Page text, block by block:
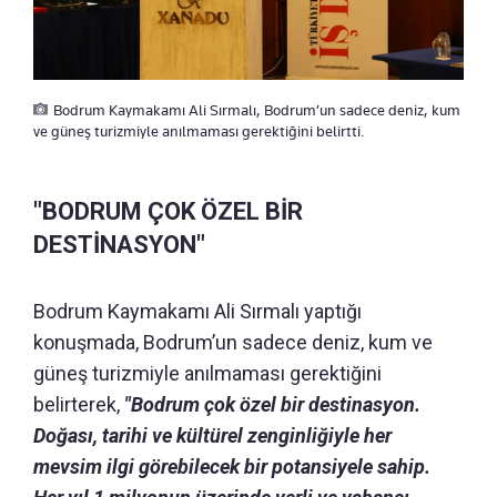
Bodrum Kaymakamı Ali Sırmalı, Bodrum’un sadece deniz, kum
ve güneş turizmiyle anılmaması gerektiğini belirtti.
"BODRUM ÇOK ÖZEL BİR
DESTİNASYON"
Bodrum Kaymakamı Ali Sırmalı yaptığı
konuşmada, Bodrum’un sadece deniz, kum ve
güneş turizmiyle anılmaması gerektiğini
belirterek, "Bodrum çok özel bir destinasyon.
Doğası, tarihi ve kültürel zenginliğiyle her
mevsim ilgi görebilecek bir potansiyele sahip.